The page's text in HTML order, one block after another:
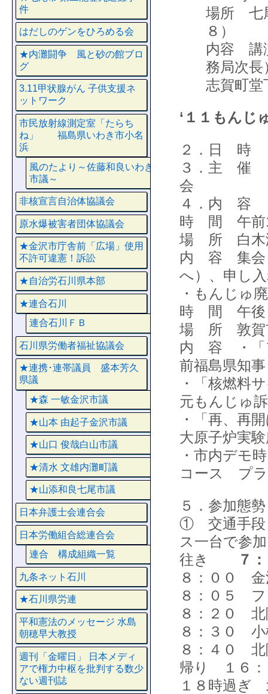
場所 七
８）
内容 講
務局次長
志賀町堂
‘１１もんじ
２．日 時
３．主 催
会
４．内 容
時 間 午前
場 所 白木
内 容 集会
へ）、申し
・もんじゅ
時 間 午後
場 所 敦賀
内 容 ・「
前福島県
・「核燃料
元もんじ
・「再、再
大原子炉
・市内デモ
コース プラ
５．参加態勢
① 交通手段
ス一台で参
往き
７
８：００ 金
８：０５ フ
８：２０
８：３０ 小
８：４０
帰り １６
１８時過ぎ
件
はだしのゲンをひろめる会
★内灘闘争 風と砂の館ブロ
グ
3.11甲状腺がん 子供支援ネ
ットワーク
市民放射線測定室「たらち
ね」 福島県いわき市小名
浜
風のたより～佐藤和良いわき
市議～
非核宣言自治体協議会
原水爆被害者団体協議会
★金沢市庁舎前「広場」使用
不許可違憲！訴訟
★自治労石川県本部
★連合石川
連合石川ＦＢ
石川県労働者福祉協議会
★連携･連帯議員 盛本芳久
県議
★森 一敏金沢市議
★山本 由起子金沢市議
★山口 俊哉白山市議
★清水 文雄内灘町議
★山添和良七尾市議
日本弁護士会連合会
日本労働組合総連合会
連合 構成組織一覧
九条ネット石川
★石川県労連
平和憲法のメッセージ 水島
朝穂早大教授
週刊「金曜日」 日本メディ
アで権力中枢を批判する数少
ない週刊誌